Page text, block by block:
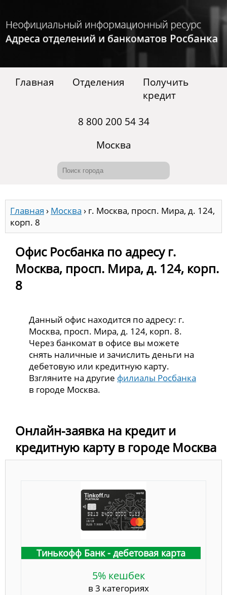
Главная Отделения
Получить
кредит
8 800 200 54 34
Москва
Главная › Москва › г. Москва, просп. Мира, д. 124,
корп. 8
Офис Росбанка по адресу г.
Москва, просп. Мира, д. 124, корп.
8
Данный офис находится по адресу: г.
Москва, просп. Мира, д. 124, корп. 8.
Через банкомат в офисе вы можете
снять наличные и зачислить деньги на
дебетовую или кредитную карту.
Взгляните на другие филиалы Росбанка
в городе Москва.
Онлайн-заявка на кредит и
кредитную карту в городе Москва
Тинькофф Банк - дебетовая карта
5% кешбек
в 3 категориях